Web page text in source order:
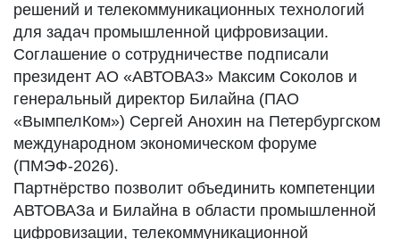
решений и телекоммуникационных технологий
для задач промышленной цифровизации.
Соглашение о сотрудничестве подписали
президент АО «АВТОВАЗ» Максим Соколов и
генеральный директор Билайна (ПАО
«ВымпелКом») Сергей Анохин на Петербургском
международном экономическом форуме
(ПМЭФ-2026).
Партнёрство позволит объединить компетенции
АВТОВАЗа и Билайна в области промышленной
цифровизации, телекоммуникационной